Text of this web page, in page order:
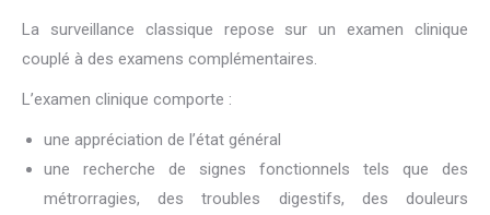
La surveillance classique repose sur un examen clinique
couplé à des examens complémentaires.
L’examen clinique comporte :
une appréciation de l’état général
une recherche de signes fonctionnels tels que des
métrorragies, des troubles digestifs, des douleurs